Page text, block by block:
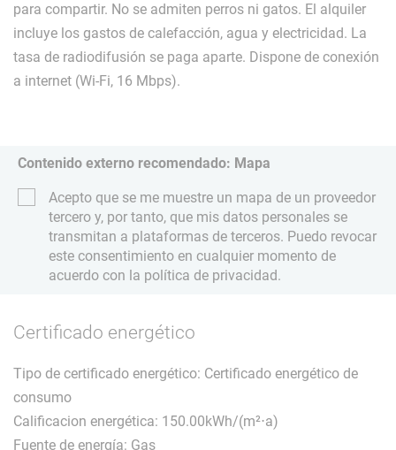
para compartir. No se admiten perros ni gatos. El alquiler
incluye los gastos de calefacción, agua y electricidad. La
tasa de radiodifusión se paga aparte. Dispone de conexión
a internet (Wi-Fi, 16 Mbps).
Contenido externo recomendado: Mapa
Acepto que se me muestre un mapa de un proveedor
tercero y, por tanto, que mis datos personales se
transmitan a plataformas de terceros. Puedo revocar
este consentimiento en cualquier momento de
acuerdo con la política de privacidad.
Certificado energético
Tipo de certificado energético: Certificado energético de
consumo
Calificacion energética: 150.00kWh/(m²⋅a)
Fuente de energía: Gas